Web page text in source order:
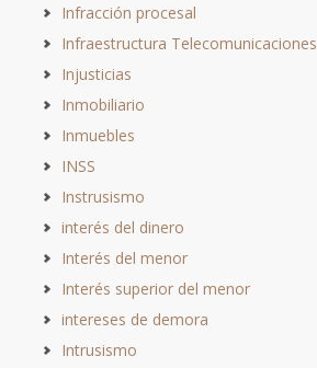
Infracción procesal
Infraestructura Telecomunicaciones
Injusticias
Inmobiliario
Inmuebles
INSS
Instrusismo
interés del dinero
Interés del menor
Interés superior del menor
intereses de demora
Intrusismo